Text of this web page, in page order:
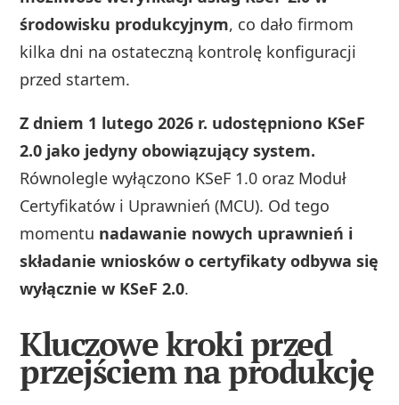
środowisku produkcyjnym, co dało firmom
kilka dni na ostateczną kontrolę konfiguracji
przed startem.
Z dniem 1 lutego 2026 r. udostępniono KSeF
2.0 jako jedyny obowiązujący system.
Równolegle wyłączono KSeF 1.0 oraz Moduł
Certyfikatów i Uprawnień (MCU). Od tego
momentu nadawanie nowych uprawnień i
składanie wniosków o certyfikaty odbywa się
wyłącznie w KSeF 2.0.
Kluczowe kroki przed
przejściem na produkcję